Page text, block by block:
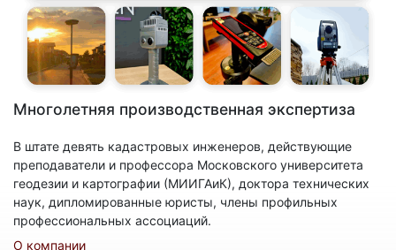
Многолетняя производственная экспертиза
В штате девять кадастровых инженеров, действующие
преподаватели и профессора Московского университета
геодезии и картографии (МИИГАиК), доктора технических
наук, дипломированные юристы, члены профильных
профессиональных ассоциаций.
О компании